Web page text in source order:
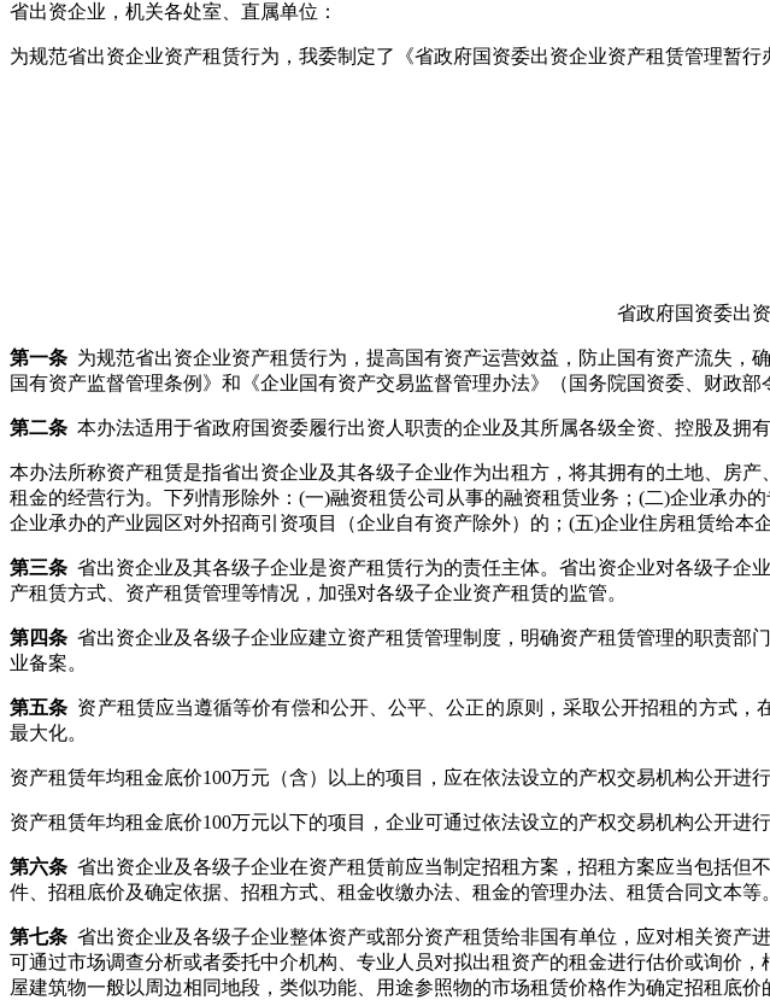
省出资企业，机关各处室、直属单位：
为规范省出资企业资产租赁行为，我委制定了《省政府国资委出资企业资产租赁管理暂
省政府国资委出
第一条 为规范省出资企业资产租赁行为，提高国有资产运营效益，防止国有资产流失
国有资产监督管理条例》和《企业国有资产交易监督管理办法》（国务院国资委、财政
第二条 本办法适用于省政府国资委履行出资人职责的企业及其所属各级全资、控股及拥
本办法所称资产租赁是指省出资企业及其各级子企业作为出租方，将其拥有的土地、房
租金的经营行为。下列情形除外：(一)融资租赁公司从事的融资租赁业务；(二)企业承办
企业承办的产业园区对外招商引资项目（企业自有资产除外）的；(五)企业住房租赁给本
第三条 省出资企业及其各级子企业是资产租赁行为的责任主体。省出资企业对各级子
产租赁方式、资产租赁管理等情况，加强对各级子企业资产租赁的监管。
第四条 省出资企业及各级子企业应建立资产租赁管理制度，明确资产租赁管理的职责
业备案。
第五条 资产租赁应当遵循等价有偿和公开、公平、公正的原则，采取公开招租的方式
最大化。
资产租赁年均租金底价100万元（含）以上的项目，应在依法设立的产权交易机构公开进
资产租赁年均租金底价100万元以下的项目，企业可通过依法设立的产权交易机构公开进
第六条 省出资企业及各级子企业在资产租赁前应当制定招租方案，招租方案应当包括
件、招租底价及确定依据、招租方式、租金收缴办法、租金的管理办法、租赁合同文本
第七条 省出资企业及各级子企业整体资产或部分资产租赁给非国有单位，应对相关资产
可通过市场调查分析或者委托中介机构、专业人员对拟出租资产的租金进行估价或询价
屋建筑物一般以周边相同地段，类似功能、用途参照物的市场租赁价格作为确定招租底